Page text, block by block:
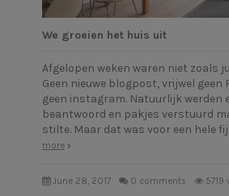
We groeien het huis uit
Afgelopen weken waren niet zoals
Geen nieuwe blogpost, vrijwel geen
geen instagram. Natuurlijk werden
beantwoord en pakjes verstuurd
stilte. Maar dat was voor een hele
more
June 28, 2017 0 comments 5719